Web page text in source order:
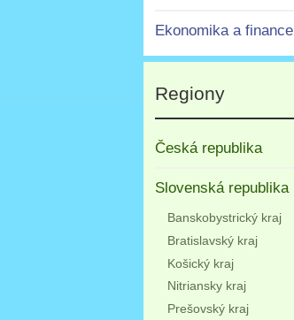
Ekonomika a finance
Regiony
Česká republika
Slovenská republika
Banskobystrický kraj
Bratislavský kraj
Košický kraj
Nitriansky kraj
Prešovský kraj